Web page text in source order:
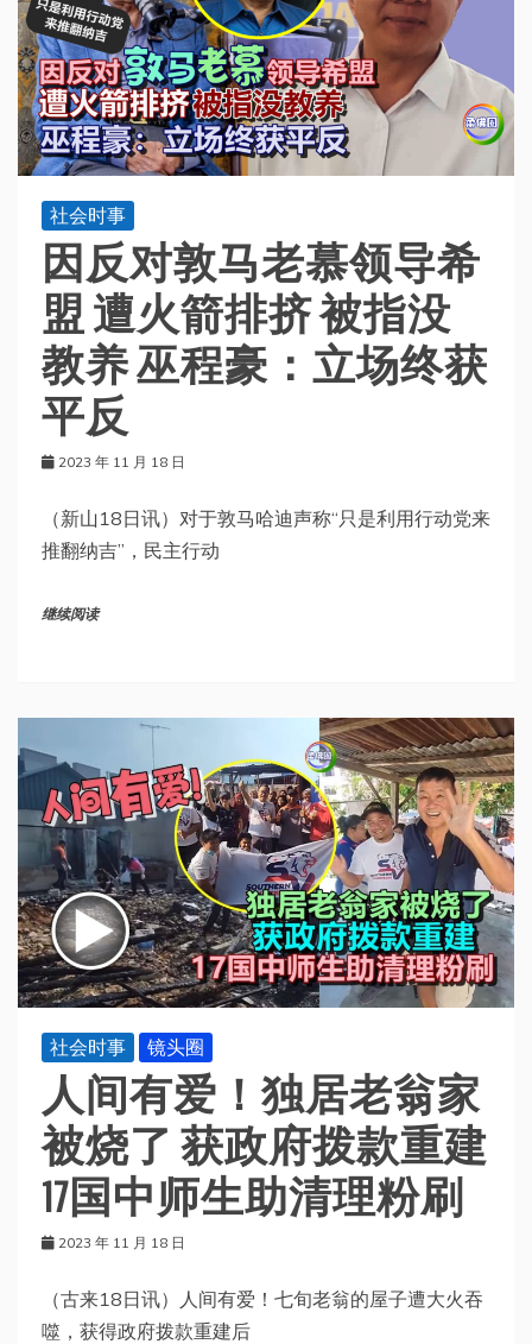
社会时事
因反对敦马老慕领导希
盟 遭火箭排挤 被指没
教养 巫程豪：立场终获
平反
2023 年 11 月 18 日
（新山18日讯）对于敦马哈迪声称“只是利用行动党来
推翻纳吉”，民主行动
继续阅读
社会时事 镜头圈
人间有爱！独居老翁家
被烧了 获政府拨款重建
17国中师生助清理粉刷
2023 年 11 月 18 日
（古来18日讯）人间有爱！七旬老翁的屋子遭大火吞
噬，获得政府拨款重建后